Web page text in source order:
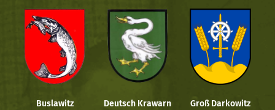
Buslawitz Deutsch Krawarn Groß Darkowitz